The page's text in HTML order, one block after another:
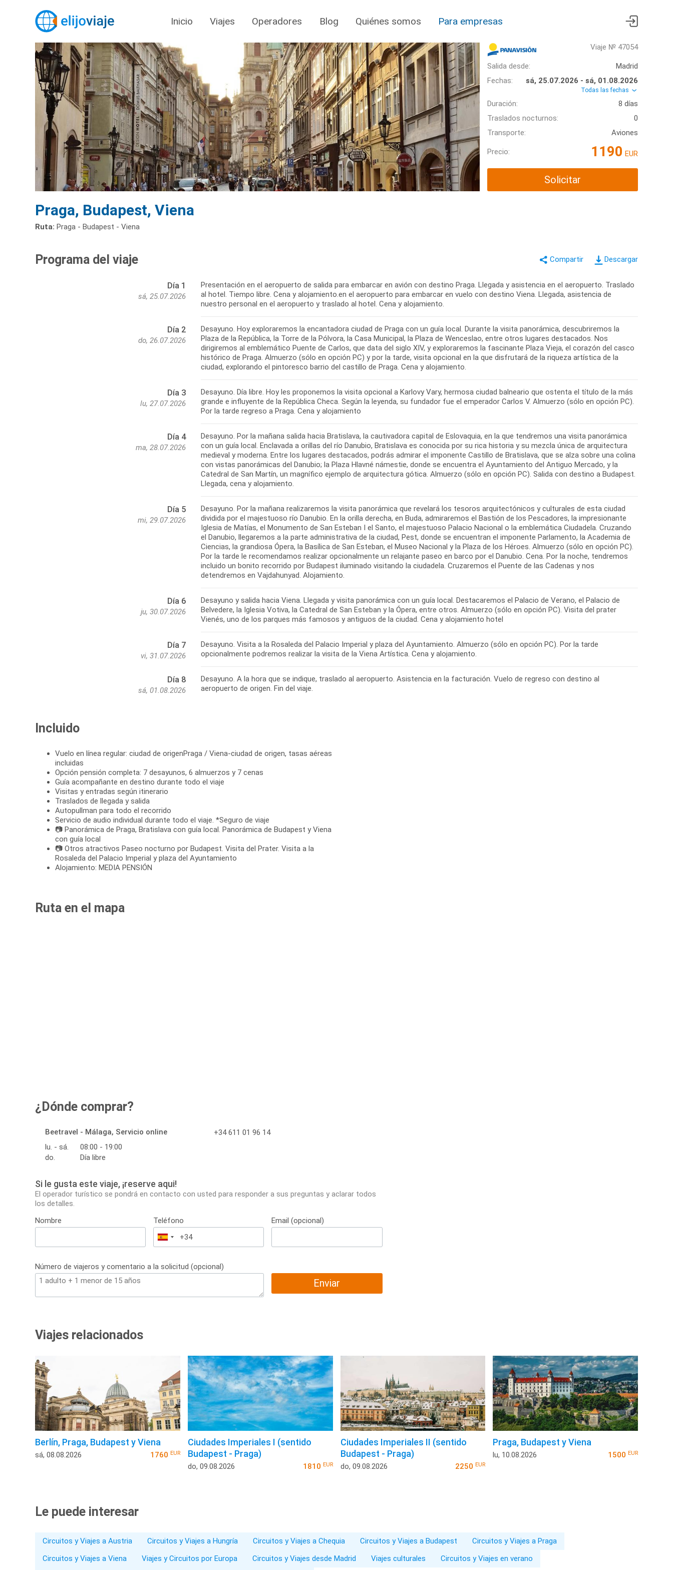
Inicio Viajes Operadores Blog Quiénes somos Para empresas
Viaje № 47054
Salida desde:
Madrid
Fechas:
sá, 25.07.2026 - sá, 01.08.2026
Todas las fechas
Duración:
8 días
Traslados nocturnos:
0
Transporte:
Aviones
Precio: 1190 EUR
Solicitar
Praga, Budapest, Viena
Ruta: Praga - Budapest - Viena
Descargar
Programa del viaje
Día 1
sá, 25.07.2026
Presentación en el aeropuerto de salida para embarcar en avión con destino Praga. Llegada y asistencia en el aeropuerto. Traslado
al hotel. Tiempo libre. Cena y alojamiento.en el aeropuerto para embarcar en vuelo con destino Viena. Llegada, asistencia de
nuestro personal en el aeropuerto y traslado al hotel. Cena y alojamiento.
Día 2
do, 26.07.2026
Desayuno. Hoy exploraremos la encantadora ciudad de Praga con un guía local. Durante la visita panorámica, descubriremos la
Plaza de la República, la Torre de la Pólvora, la Casa Municipal, la Plaza de Wenceslao, entre otros lugares destacados. Nos
dirigiremos al emblemático Puente de Carlos, que data del siglo XIV, y exploraremos la fascinante Plaza Vieja, el corazón del casco
histórico de Praga. Almuerzo (sólo en opción PC) y por la tarde, visita opcional en la que disfrutará de la riqueza artística de la
ciudad, explorando el pintoresco barrio del castillo de Praga. Cena y alojamiento.
Día 3
lu, 27.07.2026
Desayuno. Día libre. Hoy les proponemos la visita opcional a Karlovy Vary, hermosa ciudad balneario que ostenta el título de la más
grande e influyente de la República Checa. Según la leyenda, su fundador fue el emperador Carlos V. Almuerzo (sólo en opción PC).
Por la tarde regreso a Praga. Cena y alojamiento
Día 4
ma, 28.07.2026
Desayuno. Por la mañana salida hacia Bratislava, la cautivadora capital de Eslovaquia, en la que tendremos una visita panorámica
con un guía local. Enclavada a orillas del río Danubio, Bratislava es conocida por su rica historia y su mezcla única de arquitectura
medieval y moderna. Entre los lugares destacados, podrás admirar el imponente Castillo de Bratislava, que se alza sobre una colina
con vistas panorámicas del Danubio; la Plaza Hlavné námestie, donde se encuentra el Ayuntamiento del Antiguo Mercado, y la
Catedral de San Martín, un magnífico ejemplo de arquitectura gótica. Almuerzo (sólo en opción PC). Salida con destino a Budapest.
Llegada, cena y alojamiento.
Día 5
mi, 29.07.2026
Desayuno. Por la mañana realizaremos la visita panorámica que revelará los tesoros arquitectónicos y culturales de esta ciudad
dividida por el majestuoso río Danubio. En la orilla derecha, en Buda, admiraremos el Bastión de los Pescadores, la impresionante
Iglesia de Matías, el Monumento de San Esteban I el Santo, el majestuoso Palacio Nacional o la emblemática Ciudadela. Cruzando
el Danubio, llegaremos a la parte administrativa de la ciudad, Pest, donde se encuentran el imponente Parlamento, la Academia de
Ciencias, la grandiosa Ópera, la Basílica de San Esteban, el Museo Nacional y la Plaza de los Héroes. Almuerzo (sólo en opción PC).
Por la tarde le recomendamos realizar opcionalmente un relajante paseo en barco por el Danubio. Cena. Por la noche, tendremos
incluido un bonito recorrido por Budapest iluminado visitando la ciudadela. Cruzaremos el Puente de las Cadenas y nos
detendremos en Vajdahunyad. Alojamiento.
Día 6
ju, 30.07.2026
Desayuno y salida hacia Viena. Llegada y visita panorámica con un guía local. Destacaremos el Palacio de Verano, el Palacio de
Belvedere, la Iglesia Votiva, la Catedral de San Esteban y la Ópera, entre otros. Almuerzo (sólo en opción PC). Visita del prater
Vienés, uno de los parques más famosos y antiguos de la ciudad. Cena y alojamiento hotel
Día 7
vi, 31.07.2026
Desayuno. Visita a la Rosaleda del Palacio Imperial y plaza del Ayuntamiento. Almuerzo (sólo en opción PC). Por la tarde
opcionalmente podremos realizar la visita de la Viena Artística. Cena y alojamiento.
Día 8
sá, 01.08.2026
Desayuno. A la hora que se indique, traslado al aeropuerto. Asistencia en la facturación. Vuelo de regreso con destino al
aeropuerto de origen. Fin del viaje.
Incluido
Vuelo en línea regular: ciudad de origenPraga / Viena-ciudad de origen, tasas aéreas
incluidas
Opción pensión completa: 7 desayunos, 6 almuerzos y 7 cenas
Guía acompañante en destino durante todo el viaje
Visitas y entradas según itinerario
Traslados de llegada y salida
Autopullman para todo el recorrido
Servicio de audio individual durante todo el viaje. *Seguro de viaje
📷 Panorámica de Praga, Bratislava con guía local. Panorámica de Budapest y Viena
con guía local
📷 Otros atractivos Paseo nocturno por Budapest. Visita del Prater. Visita a la
Rosaleda del Palacio Imperial y plaza del Ayuntamiento
Alojamiento: MEDIA PENSIÓN
Ruta en el mapa
¿Dónde comprar?
Beetravel - Málaga, Servicio online
lu. - sá.
08:00 - 19:00
do.
Día libre
+34 611 01 96 14
Si le gusta este viaje, ¡reserve aqui!
El operador turístico se pondrá en contacto con usted para responder a sus preguntas y aclarar todos
los detalles.
Nombre
Teléfono
España
+34
Email (opcional)
Número de viajeros y comentario a la solicitud (opcional)
Enviar
Viajes relacionados
Berlín, Praga, Budapest y Viena
sá, 08.08.2026 1760 EUR
Ciudades Imperiales I (sentido
Budapest - Praga)
do, 09.08.2026 1810 EUR
Ciudades Imperiales II (sentido
Budapest - Praga)
do, 09.08.2026 2250EUR
Praga, Budapest y Viena
lu, 10.08.2026 1500 EUR
Le puede interesar
Circuitos y Viajes a Austria Circuitos y Viajes a Hungría Circuitos y Viajes a Chequia Circuitos y Viajes a Budapest
Circuitos y Viajes a Praga
Circuitos y Viajes a Viena
Viajes y Circuitos por Europa Circuitos y Viajes desde Madrid Viajes culturales Circuitos y Viajes en verano